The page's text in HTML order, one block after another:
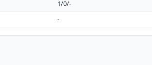
1/0/-
-